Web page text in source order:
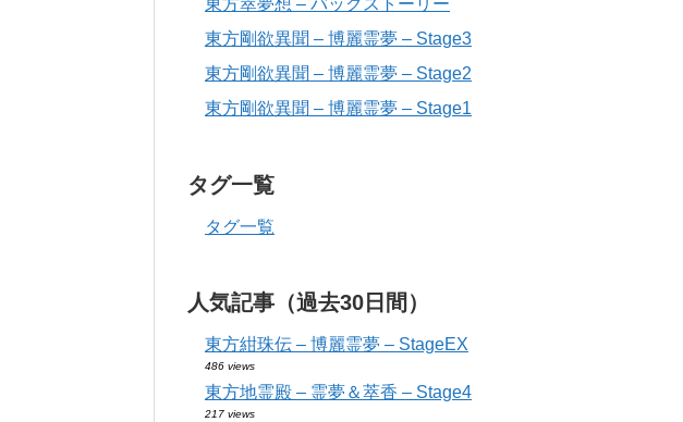
東方萃夢想 – バックストーリー
東方剛欲異聞 – 博麗霊夢 – Stage3
東方剛欲異聞 – 博麗霊夢 – Stage2
東方剛欲異聞 – 博麗霊夢 – Stage1
タグ一覧
タグ一覧
人気記事（過去30日間）
東方紺珠伝 – 博麗霊夢 – StageEX
486 views
東方地霊殿 – 霊夢＆萃香 – Stage4
217 views